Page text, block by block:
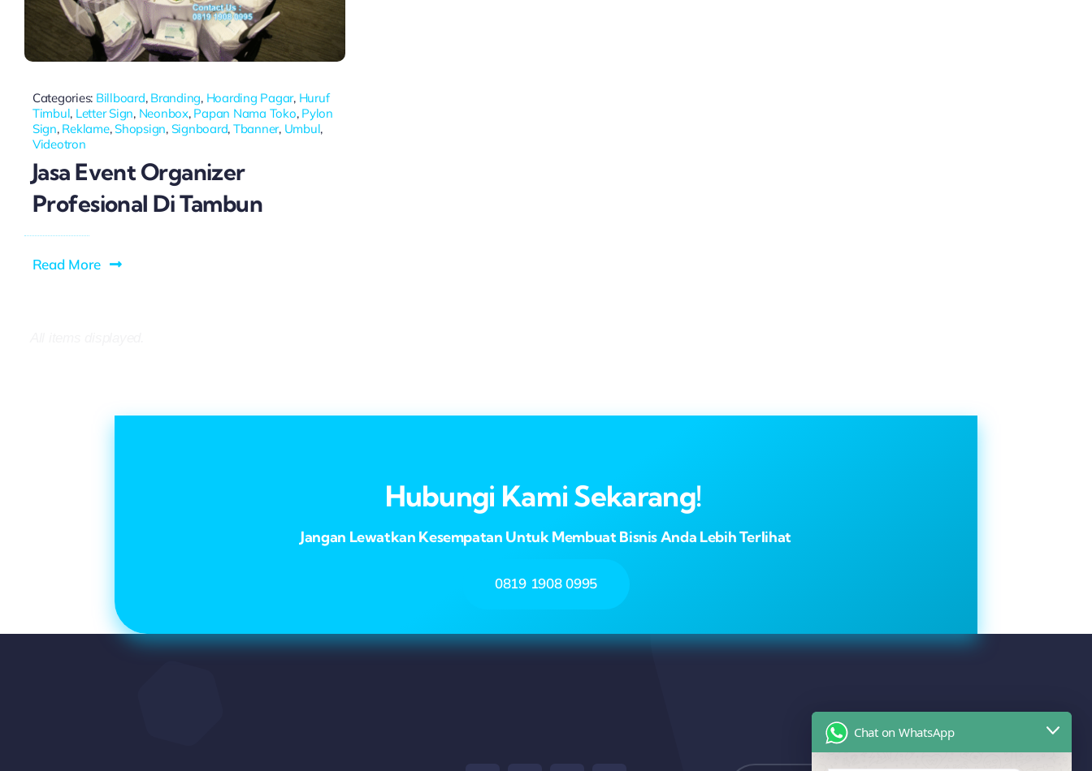
Categories: Billboard, Branding, Hoarding Pagar, Huruf
Timbul, Letter Sign, Neonbox, Papan Nama Toko, Pylon
Sign, Reklame,Shopsign, Signboard, Tbanner, Umbul,
Videotron
Jasa Event Organizer
Profesional Di Tambun
Read More
Jangan Lewatkan Kesempatan Untuk Membuat Bisnis Anda Lebih Terlihat
0819 1908 0995
Management@adyamedia.co.id
Chat on WhatsApp